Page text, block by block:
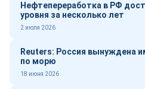
Нефтепереработка в РФ
уровня за несколько лет
2 июля 2026
Reuters: Россия вынуждена
по морю
18 июня 2026